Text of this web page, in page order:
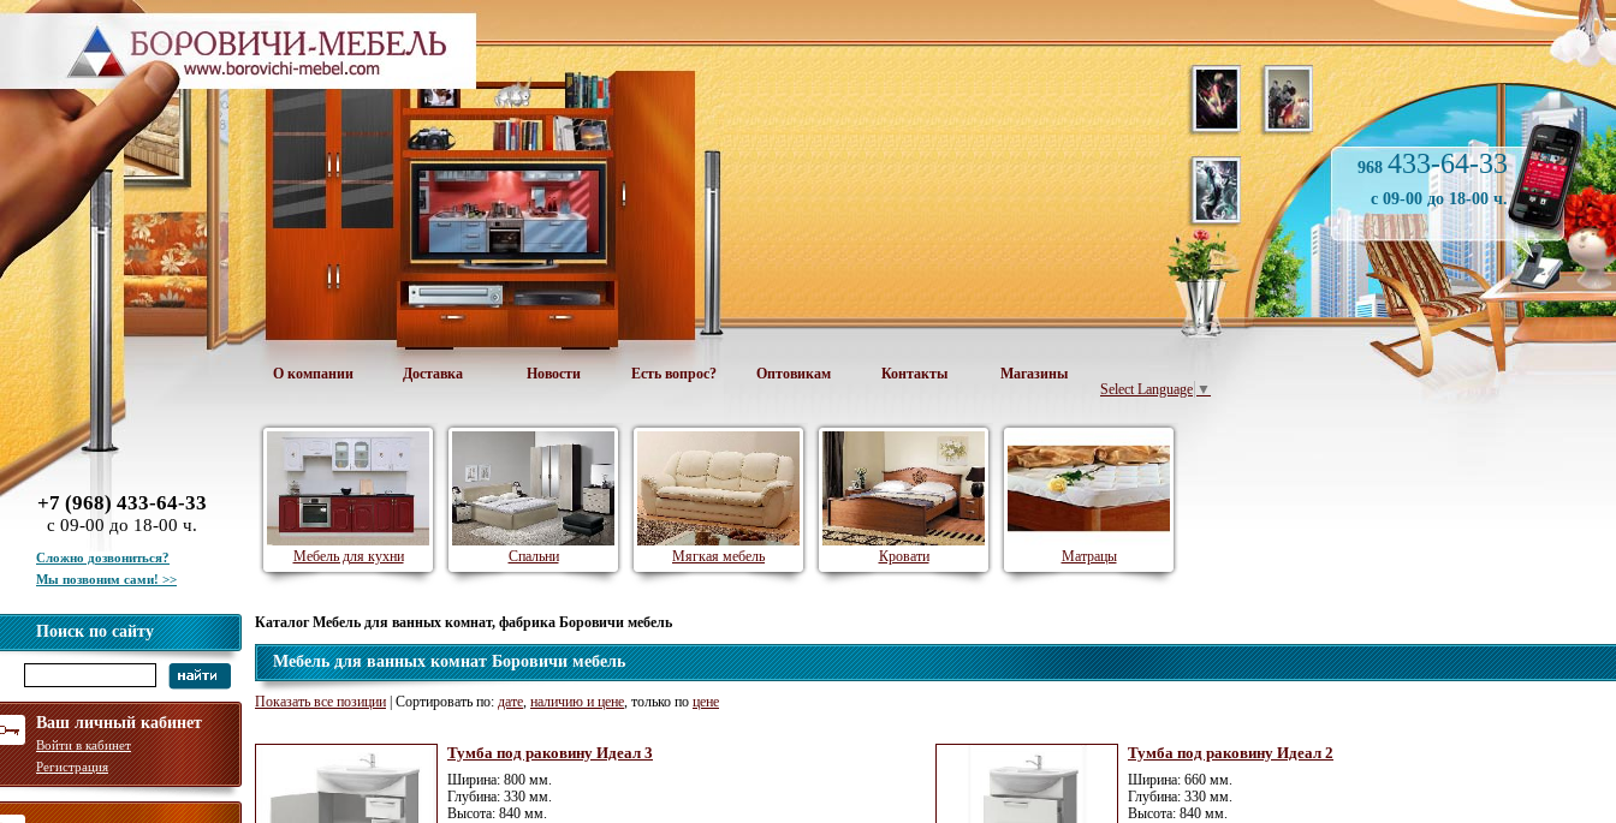
968 433-64-33
с 09-00 до 18-00 ч.
О компании Доставка Новости Есть вопрос? Оптовикам Контакты
Магазины
Select Language ▼
+7 (968) 433-64-33
с 09-00 до 18-00 ч.
Сложно дозвониться?
Мы позвоним сами! >>
Поиск по сайту
Ваш личный кабинет
Войти в кабинет
Регистрация
Мебель для кухни Спальни Мягкая мебель Кровати Матрацы
Каталог Мебель для ванных комнат, фабрика Боровичи мебель
Мебель для ванных комнат Боровичи мебель
Показать все позиции | Сортировать по: дате, наличию и цене, только по цене
Тумба под раковину Идеал 3
Ширина: 800 мм.
Глубина: 330 мм.
Высота: 840 мм.
Тумба под раковину Идеал 2
Ширина: 660 мм.
Глубина: 330 мм.
Высота: 840 мм.